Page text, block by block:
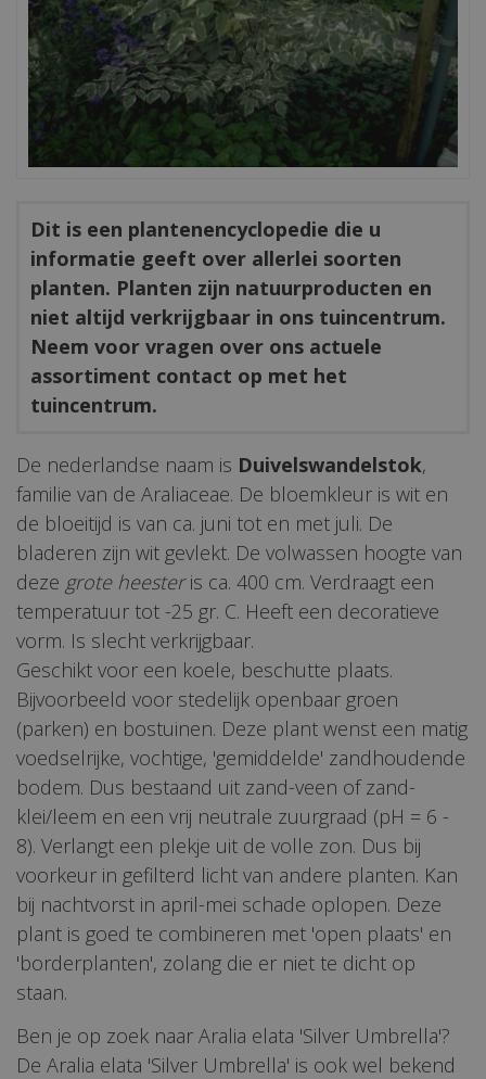
Dit is een plantenencyclopedie die u
informatie geeft over allerlei soorten
planten. Planten zijn natuurproducten en
niet altijd verkrijgbaar in ons tuincentrum.
Neem voor vragen over ons actuele
assortiment contact op met het
tuincentrum.
De nederlandse naam is Duivelswandelstok,
familie van de Araliaceae. De bloemkleur is wit en
de bloeitijd is van ca. juni tot en met juli. De
bladeren zijn wit gevlekt. De volwassen hoogte van
deze grote heesteris ca. 400 cm. Verdraagt een
temperatuur tot -25 gr. C. Heeft een decoratieve
vorm. Is slecht verkrijgbaar.
Geschikt voor een koele, beschutte plaats.
Bijvoorbeeld voor stedelijk openbaar groen
(parken) en bostuinen. Deze plant wenst een matig
voedselrijke, vochtige, 'gemiddelde' zandhoudende
bodem. Dus bestaand uit zand-veen of zand-
klei/leem en een vrij neutrale zuurgraad (pH = 6 -
8). Verlangt een plekje uit de volle zon. Dus bij
voorkeur in gefilterd licht van andere planten. Kan
bij nachtvorst in april-mei schade oplopen. Deze
plant is goed te combineren met 'open plaats' en
'borderplanten', zolang die er niet te dicht op
staan.
Ben je op zoek naar Aralia elata 'Silver Umbrella'?
De Aralia elata 'Silver Umbrella' is ook wel bekend